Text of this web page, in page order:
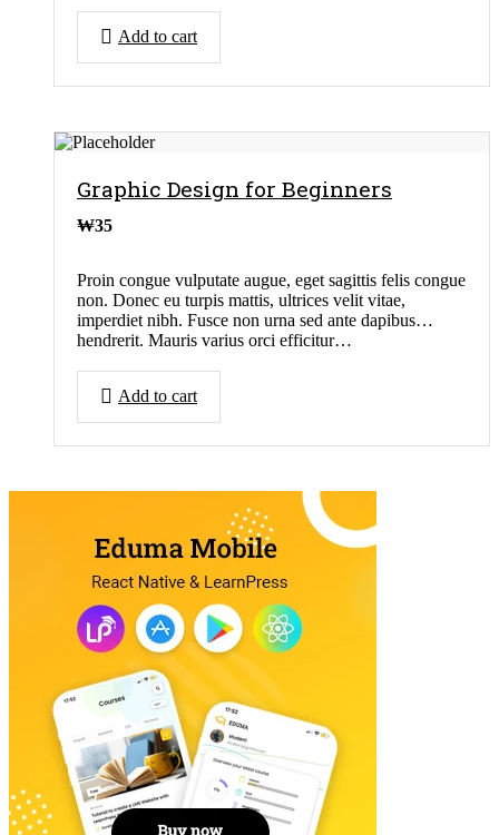
Add to cart
Graphic Design for Beginners
₩35
Proin congue vulputate augue, eget sagittis felis congue
non. Donec eu turpis mattis, ultrices velit vitae,
imperdiet nibh. Fusce non urna sed ante dapibus
hendrerit. Mauris varius orci efficitur…
Add to cart